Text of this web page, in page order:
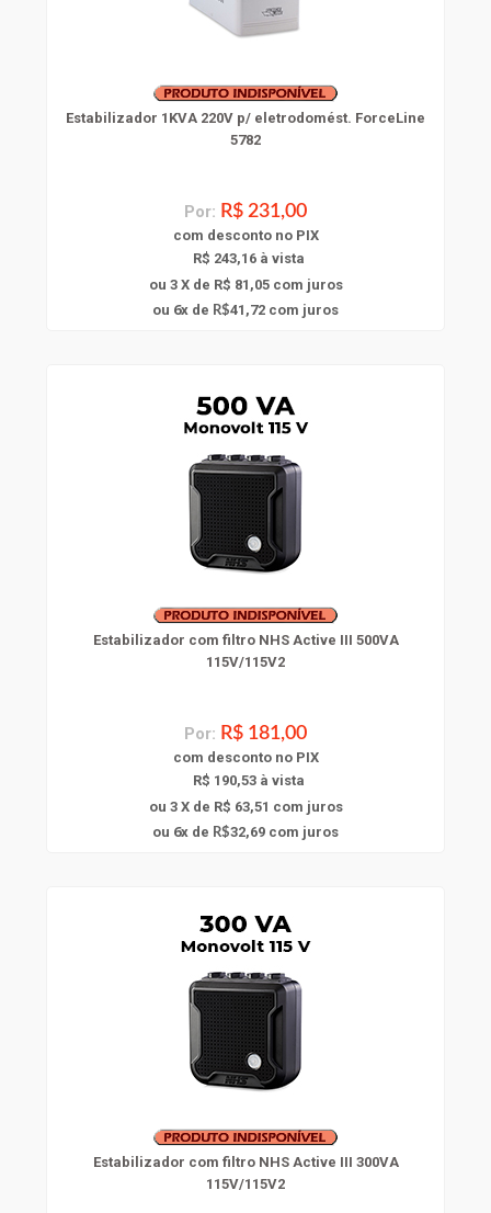
Estabilizador 1KVA 220V p/ eletrodomést. ForceLine
5782
Por: R$ 231,00
com desconto no PIX
R$ 243,16 à vista
ou 3 X de R$ 81,05com juros
ou 6x de R$41,72 com juros
Estabilizador com filtro NHS Active III 500VA
115V/115V2
Por: R$ 181,00
com desconto no PIX
R$ 190,53 à vista
ou 3 X de R$ 63,51 com juros
ou 6x de R$32,69 com juros
Estabilizador com filtro NHS Active III 300VA
115V/115V2